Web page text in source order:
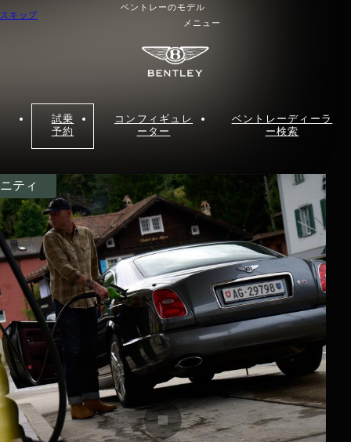
スキップ
ベントレーのモデル
メニュー
試乗
予約
コンフィギュレ
ーター
ベントレーディーラ
ー検索
ティ